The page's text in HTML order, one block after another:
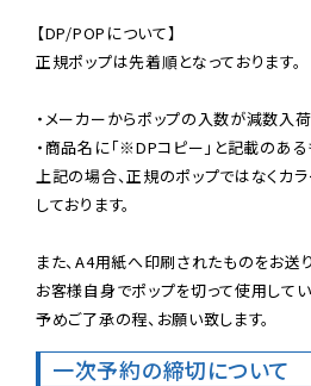
【DP/POPについて】
正規ポップは先着順となっております。
・メーカーからポップの入数が減数入
・商品名に「※DPコピー」と記載のあ
上記の場合、正規のポップではなくカ
しております。
また、A4用紙へ印刷されたものをお送
お客様自身でポップを切って使用してい
予めご了承の程、お願い致します。
一次予約の締切について